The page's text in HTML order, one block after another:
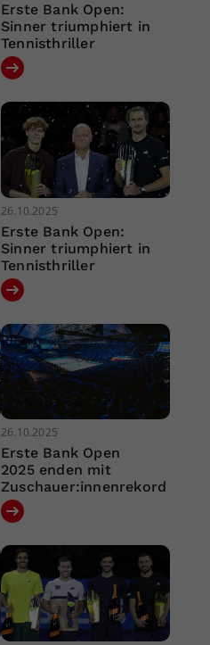
Erste Bank Open:
Sinner triumphiert in
Tennisthriller
26.10.2025
Erste Bank Open:
Sinner triumphiert in
Tennisthriller
26.10.2025
Erste Bank Open
2025 enden mit
Zuschauer:innenrekord